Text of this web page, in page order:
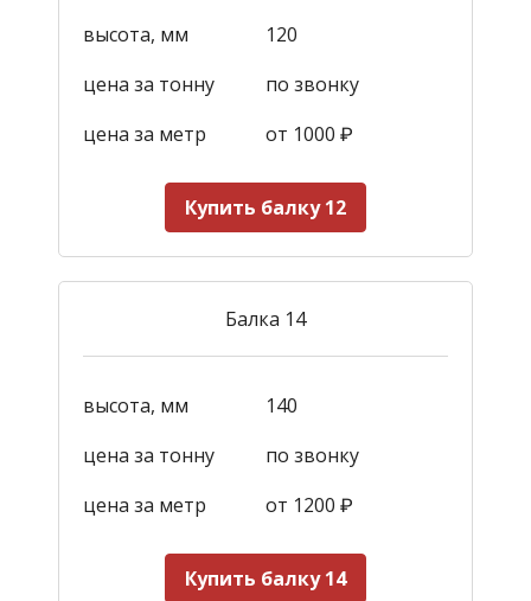
высота, мм
120
цена за тонну
по звонку
цена за метр
от 1000 ₽
Купить балку 12
Балка 14
высота, мм
140
цена за тонну
по звонку
цена за метр
от 1200 ₽
Купить балку 14